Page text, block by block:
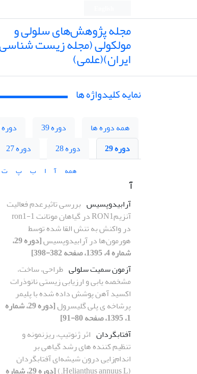
مجله پژوهش‌های سلولی و
مولکولی (مجله زیست
ایران)(علمی)
نمایه کلیدواژه ها
همه دوره ها دوره 39 دوره 38
دوره 29
دوره 28 دوره 27
همه آ ا ب پ ت
آ
آرابیدوپسیس بررسی تاثیرعدم فعالیت
آنزیمRON1 در گیاهان موتانت ron1-1
در واکنش به تنش القا شده توسط
هورمون‌ها در آرابیدوپسیس
[دوره 29،
شماره 4، 1395، صفحه 382-398]
آزمون سمیت سلولی طراحی، ساخت،
مشخصه یابی و ارزیابی زیستی نانوذرات
اکسید آهن پوشش داده شده با پلیمر
پرشاخه ی پلی گلیسرول
[دوره 29، شماره
1، 1395، صفحه 80-91]
آفتابگردان اثر ژنوتیپ، ریزنمونه و
تنظیم کننده های رشد گیاهی بر
اندام‌زایی درون شیشه‌ای آفتابگردان
(Helianthus annuus L.)
[دوره 29، شماره